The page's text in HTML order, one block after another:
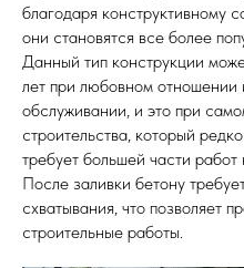
благодаря конструктивному
они становятся все более
Данный тип конструкции
лет при любовном
обслуживании, и это при
строительства, который
требует большей части
После заливки бетону
схватывания, что позволяет
строительные работы.